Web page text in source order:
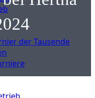
der Tausende